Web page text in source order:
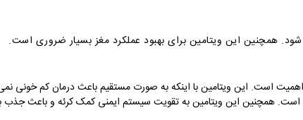
همچنین این ویتامین برای بهبود عملکرد مغز بسیار ضروری است.
است. این ویتامین با اینکه به صورت مستقیم باعث درمان کم خونی
همچنین این ویتامین به تقویت سیستم ایمنی کمک کرئه و باعث جذب